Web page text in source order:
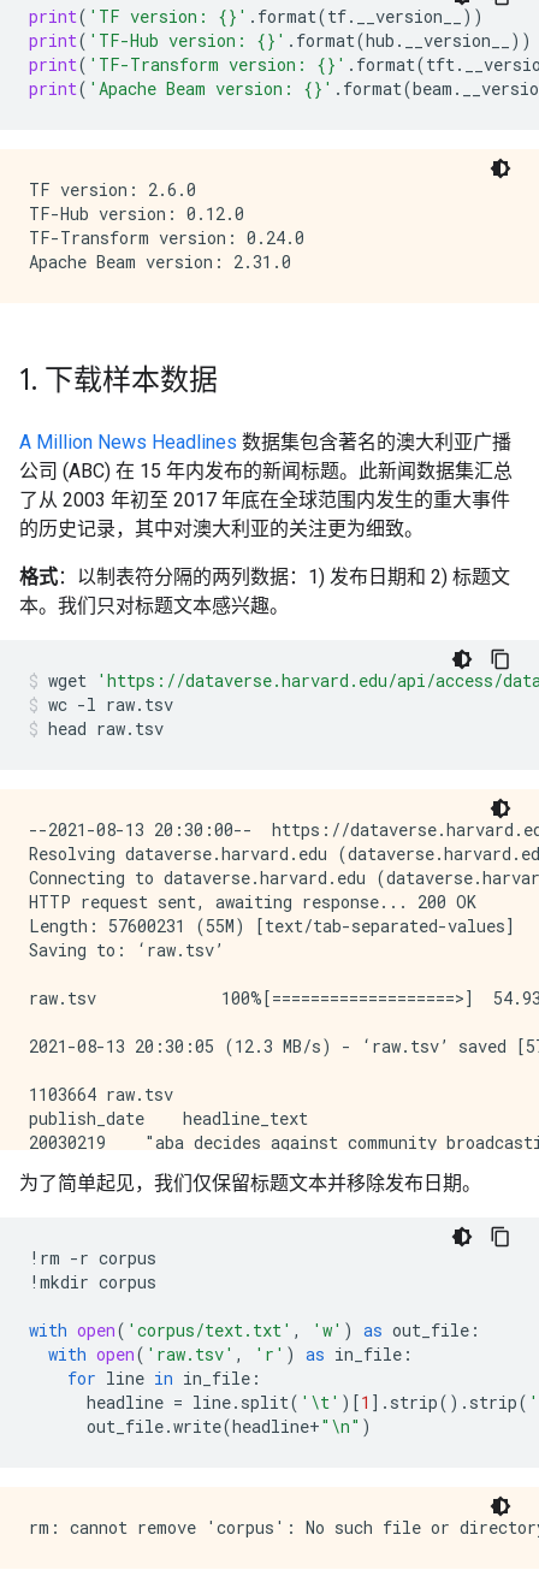
print( 'TF version: {} ' . format(tf. __version__
))
print( 'TF-Hub version: {} ' . format(hub . __version__
))
print( 'TF-Transform version: {} ' . format(tft.
print( 'Apache Beam version: {} ' . format(beam .
TF version: 2.6.0
TF-Hub version: 0.12.0
TF-Transform version: 0.24.0
1. 下载样本数据
A Million News Headlines 数据集包含著名的澳大利亚广播
公司 (ABC) 在 15 年内发布的新闻标题。此新闻数据集汇总
了从 2003 年初至 2017 年底在全球范围内发生的重大事件
的历史记录，其中对澳大利亚的关注更为细致。
格式：以制表符分隔的两列数据：1) 发布日期和 2) 标题文
本。我们只对标题文本感兴趣。
wget 'https://dataverse.harvard.edu/api/access/
wc -l raw.tsv
head raw.tsv
--2021-08-13 20:30:00--  https://
Resolving dataverse.harvard.edu
Connecting to dataverse.harvard.edu
HTTP request sent, awaiting response... 200 OK
Length: 57600231 (55M) [text/tab-separated-values]
Saving to: ‘raw.tsv’
raw.tsv             100%[===================>]
2021-08-13 20:30:05 (12.3 MB/s) - ‘raw.tsv’ saved
1103664 raw.tsv
publish_date    headline_text
20030219    "aba decides against community
20030219    "a g calls for infrastructure protection
20030219    "air nz strike to affect australian
20030219    "ambitious olsson wins triple jump"
20030219    "antic delighted with record breaking
为了简单起见，我们仅保留标题文本并移除发布日期。
! rm -r corpus
! mkdir corpus
with open( 'corpus/text.txt' , 'w' ) as out_file :
with open( 'raw.tsv' , 'r' ) as in_file :
for line in in_file :
headline = line. split( ' \t' )[1 ] . strip() . strip(
out_file.write(headline+" \n" )